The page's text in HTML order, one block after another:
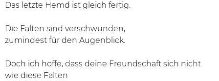
Das letzte Hemd ist gleich fertig.
Die Falten sind verschwunden,
zumindest für den Augenblick.
Doch ich hoffe, dass deine Freundschaft sich nicht
wie diese Falten